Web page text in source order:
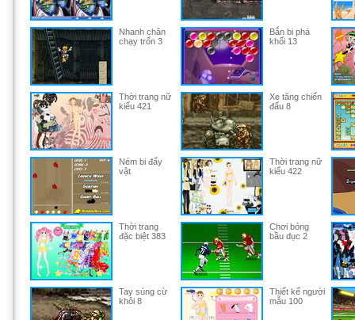
Nhanh chân
chạy trốn 3
Bắn bi phá
khối 13
Thời trang nữ
kiểu 421
Xe tăng chiến
đấu 8
Ném bi đẩy
vật
Thời trang nữ
kiểu 422
Thời trang
đặc biệt 383
Chơi bóng
bầu dục 2
Tay súng cừ
khôi 8
Thiết kế người
mẫu 100